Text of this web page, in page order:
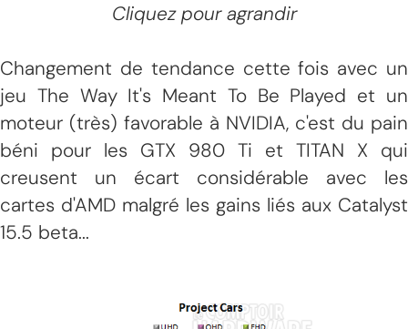
Cliquez pour agrandir
Changement de tendance cette fois avec un
jeu The Way It's Meant To Be Played et un
moteur (très) favorable à NVIDIA, c'est du pain
béni pour les GTX 980 Ti et TITAN X qui
creusent un écart considérable avec les
cartes d'AMD malgré les gains liés aux Catalyst
15.5 beta...